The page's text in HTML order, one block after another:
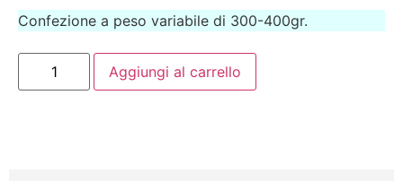
Confezione a peso variabile di 300-400gr.
Aggiungi al carrello